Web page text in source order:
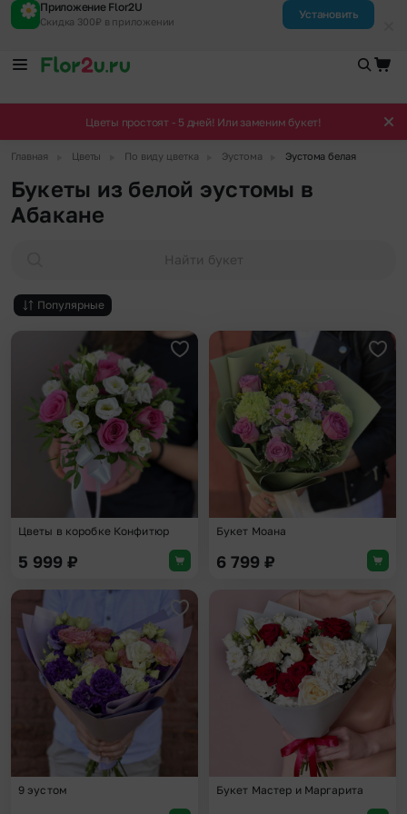
Приложение Flor2U
Скидка 300₽ в приложении
Установить
Цветы простоят - 5 дней! Или заменим букет!
Главная Цветы По виду цветка Эустома Эустома белая
Букеты из белой эустомы в
Абакане
Найти букет
Популярные
Добавить в избранное
Цветы в коробке Конфитюр
5 999 ₽
Букет Моана
6 799 ₽
Добавить в избранное
9 эустом Букет Мастер и Маргарита